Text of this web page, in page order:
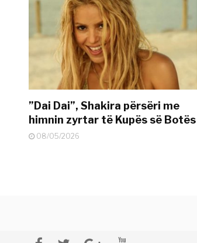
”Dai Dai”, Shakira përsëri me
himnin zyrtar të Kupës së Botës
08/05/2026